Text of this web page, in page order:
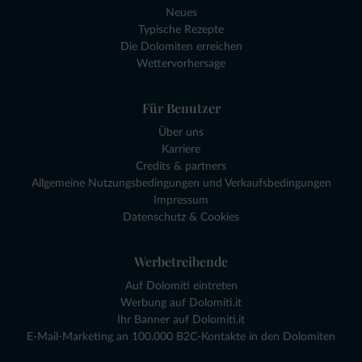
Neues
Typische Rezepte
Die Dolomiten erreichen
Wettervorhersage
Für Benutzer
Über uns
Karriere
Credits & partners
Allgemeine Nutzungsbedingungen und Verkaufsbedingungen
Impressum
Datenschutz & Cookies
Werbetreibende
Auf Dolomiti eintreten
Werbung auf Dolomiti.it
Ihr Banner auf Dolomiti.it
E-Mail-Marketing an 100.000 B2C-Kontakte in den Dolomiten